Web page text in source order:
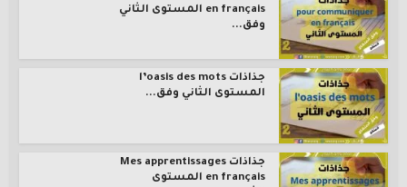
en français المستوى الثاني
وفق...
جذاذات l’oasis des mots
المستوى الثاني وفق...
جذاذات Mes apprentissages
en français المستوى